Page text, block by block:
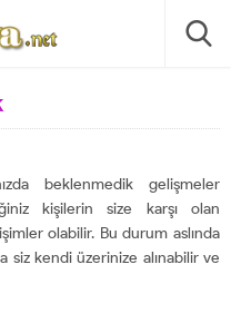
beklenmedik gelişmeler
kişilerin size karşı olan
olabilir. Bu durum aslında
siz kendi üzerinize alınabilir ve